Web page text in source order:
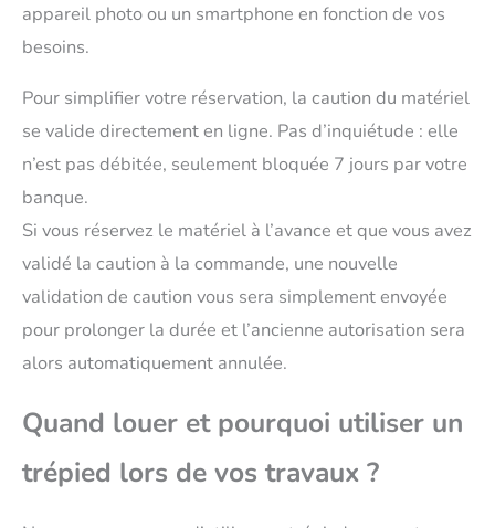
appareil photo ou un smartphone en fonction de vos
besoins.
Pour simplifier votre réservation, la caution du matériel
se valide directement en ligne. Pas d’inquiétude : elle
n’est pas débitée, seulement bloquée 7 jours par votre
banque.
Si vous réservez le matériel à l’avance et que vous avez
validé la caution à la commande, une nouvelle
validation de caution vous sera simplement envoyée
pour prolonger la durée et l’ancienne autorisation sera
alors automatiquement annulée.
Quand louer et pourquoi utiliser un
trépied lors de vos travaux ?